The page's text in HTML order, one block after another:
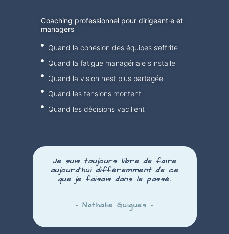
Je suis toujours libre de faire
aujourd’hui différemmentde ce
que je faisais dans le passé.
– Nathalie Guigues –
Coaching professionnel pour dirigeant·e et
managers
Quand la cohésion des équipes s’effrite
Quand la fatigue managériale s’installe
Quand la vision n’est plus partagée
Quand les tensions montent
Quand les décisions vacillent